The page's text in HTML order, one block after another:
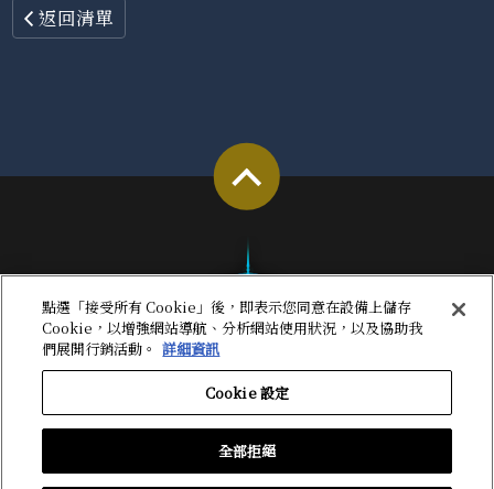
返回清單
點選「接受所有 Cookie」後，即表示您同意在設備上儲存
Cookie，以增強網站導航、分析網站使用狀況，以及協助我
們展開行銷活動。 詳細資訊
Cookie 設定
全部拒絕